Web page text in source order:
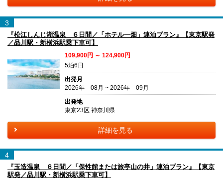
3
『松江しんじ湖温泉 ６日間／「ホテル一畑」連泊プラン』【東京駅発
／品川駅・新横浜駅乗下車可】
109,900円 ～ 124,900円
5泊6日
出発月
2026年 08月 ~ 2026年 09月
出発地
東京23区 神奈川県
詳細を見る
4
『玉造温泉 ６日間／「保性館または旅亭山の井」連泊プラン』【東京
駅発／品川駅・新横浜駅乗下車可】